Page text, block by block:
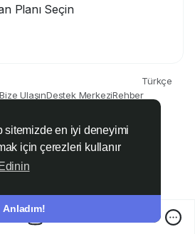
sitemizde en iyi deneyimi
için çerezleri kullanır
Anladım!
Planı Seçin
Türkçe
Bize UlaşınDestek MerkeziRehber